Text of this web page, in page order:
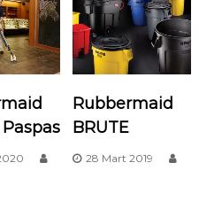
Paspas
Rubbermaid
BRUTE
28 Mart 2019